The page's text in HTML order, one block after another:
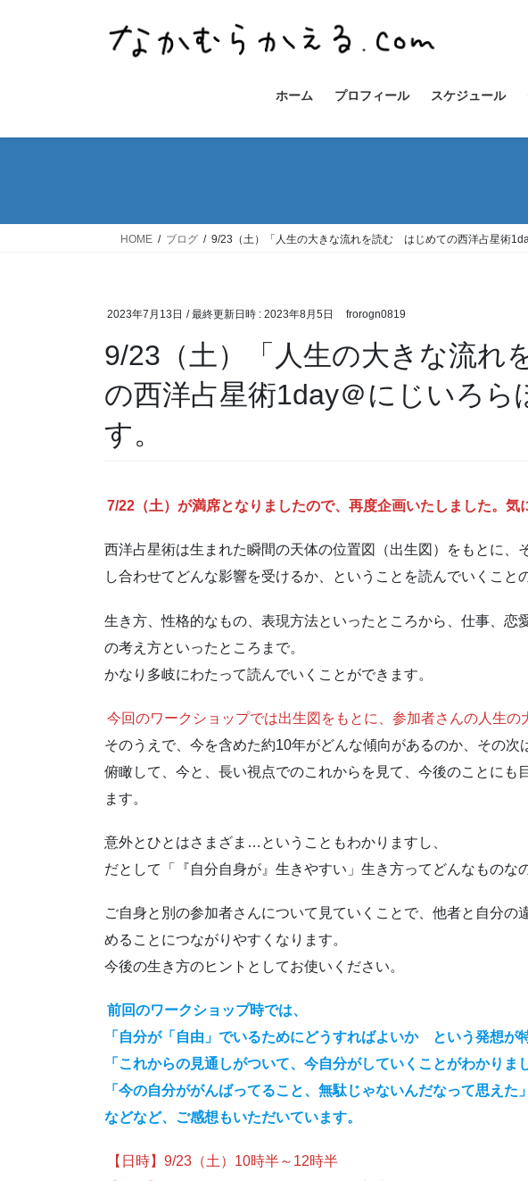
ス
ン
ホーム プロフィール スケジュール
HOME ブログ 9/23（土）「人生の大きな流れを読む はじめての西洋占星術
2023年7月13日 / 最終更新日時 : 2023年8月5日 frorogn0819
9/23（土）「人生の大きな流
の西洋占星術1day＠にじいろら
す。
7/22（土）が満席となりましたので、再度企画いたしました。気
西洋占星術は生まれた瞬間の天体の位置図（出生図）をもとに、
し合わせてどんな影響を受けるか、ということを読んでいくこと
生き方、性格的なもの、表現方法といったところから、仕事、恋
の考え方といったところまで。
かなり多岐にわたって読んでいくことができます。
今回のワークショップでは出生図をもとに、参加者さんの人生の
そのうえで、今を含めた約10年がどんな傾向があるのか、その次
俯瞰して、今と、長い視点でのこれからを見て、今後のことにも
ます。
意外とひとはさまざま…ということもわかりますし、
だとして「『自分自身が』生きやすい」生き方ってどんなものな
ご自身と別の参加者さんについて見ていくことで、他者と自分の
めることにつながりやすくなります。
今後の生き方のヒントとしてお使いください。
前回のワークショップ時では、
「自分が「自由」でいるためにどうすればよいか という発想が
「これからの見通しがついて、今自分がしていくことがわかりま
「今の自分ががんばってること、無駄じゃないんだなって思えた」
などなど、ご感想もいただいています。
【日時】9/23（土）10時半～12時半